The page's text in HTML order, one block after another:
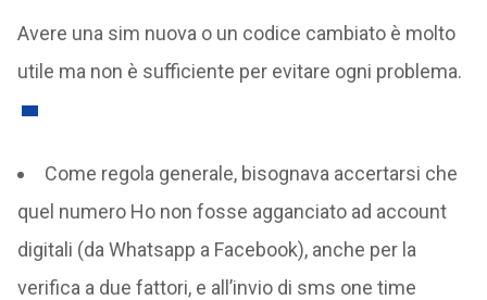
Avere una sim nuova o un codice cambiato è molto
utile ma non è sufficiente per evitare ogni problema.
Come regola generale, bisognava accertarsi che
quel numero Ho non fosse agganciato ad account
digitali (da Whatsapp a Facebook), anche per la
verifica a due fattori, e all’invio di sms one time